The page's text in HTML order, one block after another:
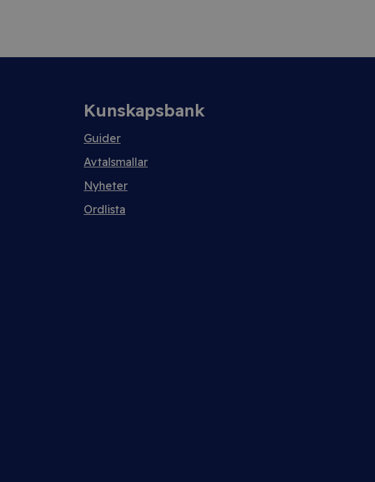
Kunskapsbank
Guider
Avtalsmallar
Nyheter
Ordlista